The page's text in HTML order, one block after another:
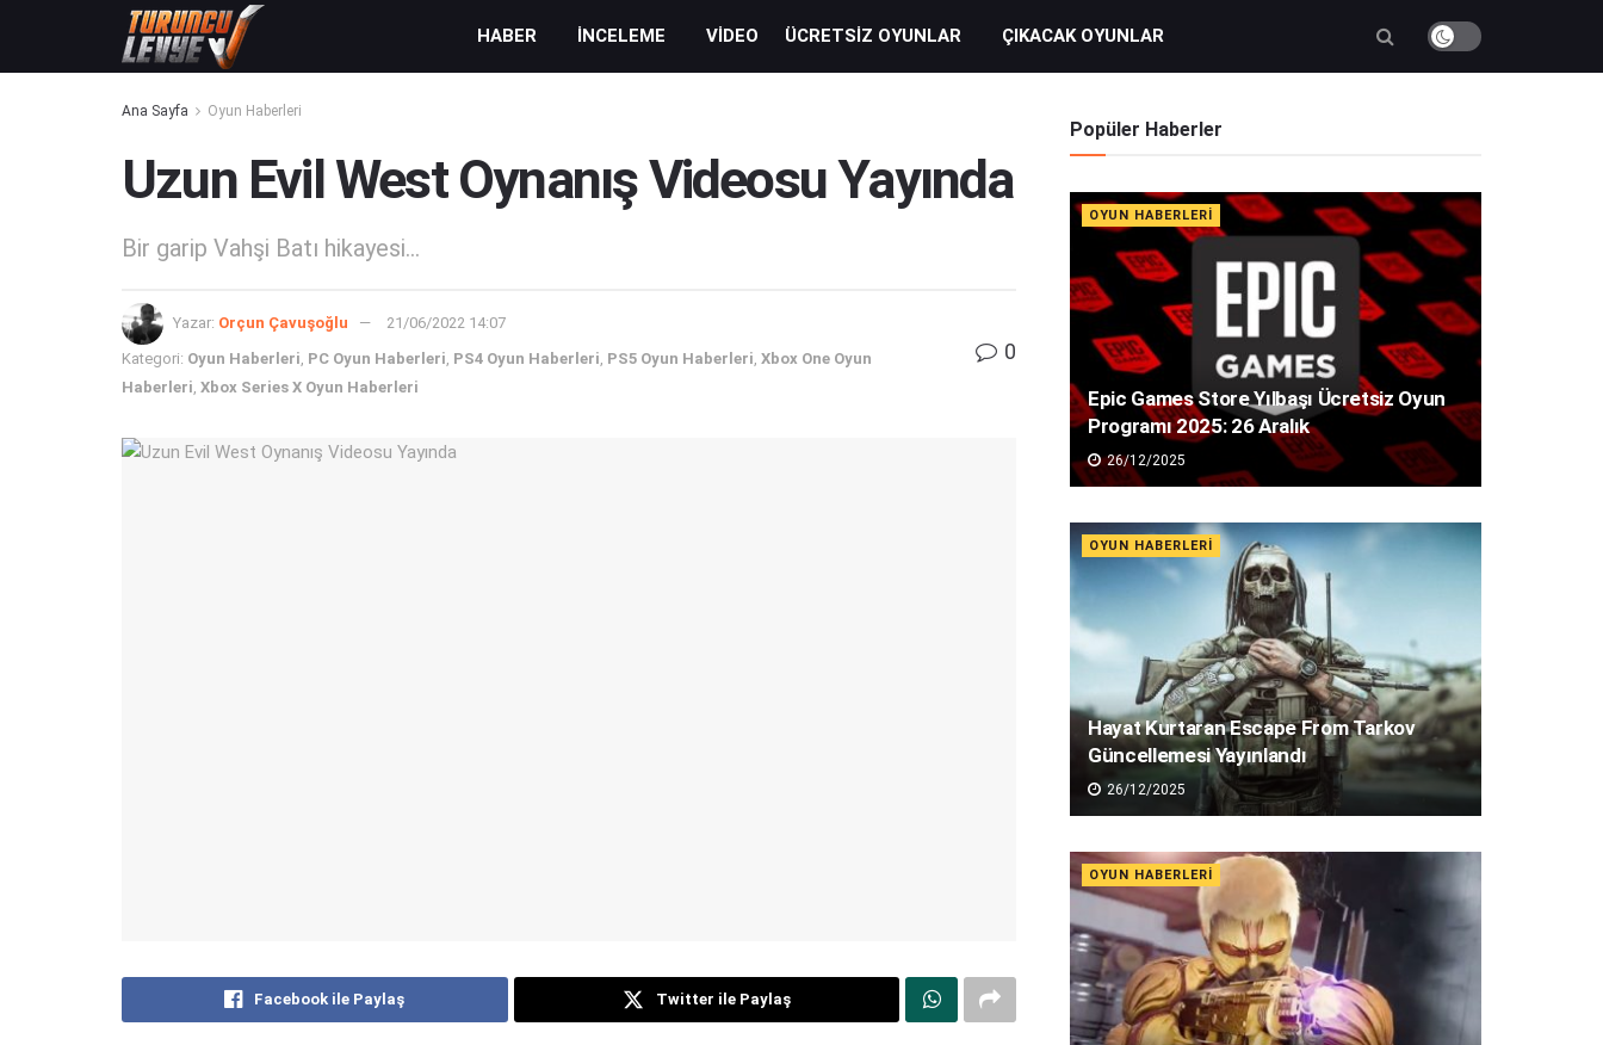
HABER İNCELEME VIDEO ÜCRETSIZ OYUNLAR ÇIKACAK OYUNLAR
Ana Sayfa Oyun Haberleri
Uzun Evil West Oynanış Videosu Yayında
Bir garip Vahşi Batı hikayesi...
Yazar: Orçun Çavuşoğlu 21/06/2022 14:07
Kategori: Oyun Haberleri, PC Oyun Haberleri, PS4 Oyun Haberleri, PS5 Oyun Haberleri, Xbox One Oyun
Haberleri, Xbox Series X Oyun Haberleri
0
Facebook ile Paylaş Twitter ile Paylaş
Popüler Haberler
OYUN HABERLERI
Epic Games Store Yılbaşı Ücretsiz Oyun
Programı 2025: 26 Aralık
26/12/2025
OYUN HABERLERI
Hayat Kurtaran Escape From Tarkov
Güncellemesi Yayınlandı
26/12/2025
OYUN HABERLERI